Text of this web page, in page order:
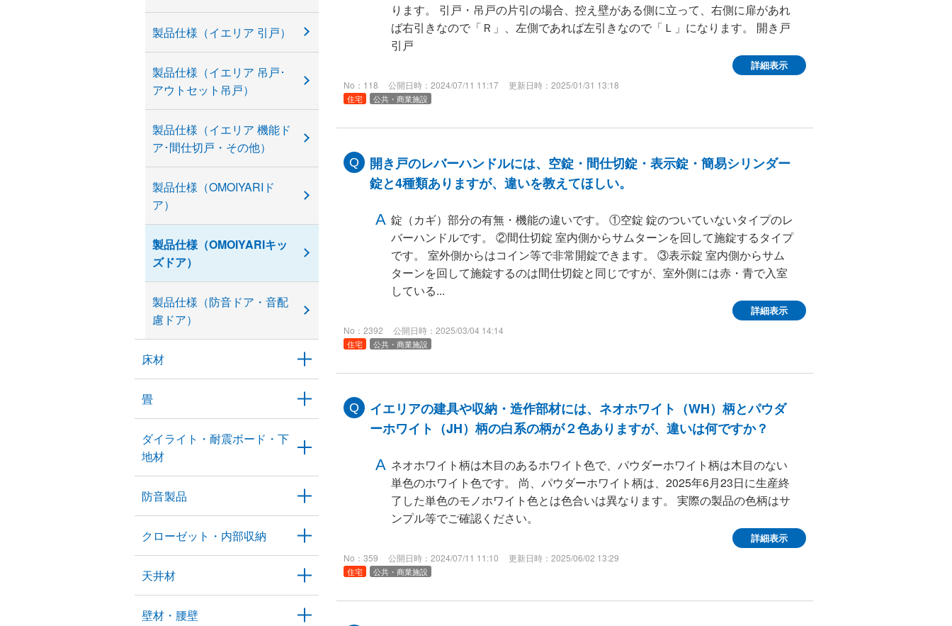
製品仕様（イエリア 引戸）
製品仕様（イエリア 吊戸･
アウトセット吊戸）
製品仕様（イエリア 機能ド
ア･間仕切戸・その他）
製品仕様（OMOIYARIド
ア）
製品仕様（OMOIYARIキッ
ズドア）
製品仕様（防音ドア・音配
慮ドア）
床材
畳
ダイライト・耐震ボード・下
地材
防音製品
クローゼット・内部収納
天井材
壁材・腰壁
ります。 引戸・吊戸の片引の場合、控え壁がある側に立って、右側に扉があれ
ば右引きなので「Ｒ」、左側であれば左引きなので「Ｌ」になります。 開き戸
引戸
詳細表示
No：118 公開日時：2024/07/11 11:17 更新日時：2025/01/31 13:18
住宅 公共・商業施設
開き戸のレバーハンドルには、空錠・間仕切錠・表示錠・簡易シリンダー
錠と4種類ありますが、違いを教えてほしい。
錠（カギ）部分の有無・機能の違いです。 ①空錠 錠のついていないタイプのレ
バーハンドルです。 ②間仕切錠 室内側からサムターンを回して施錠するタイプ
です。 室外側からはコイン等で非常開錠できます。 ③表示錠 室内側からサム
ターンを回して施錠するのは間仕切錠と同じですが、室外側には赤・青で入室
している...
詳細表示
No：2392 公開日時：2025/03/04 14:14
住宅 公共・商業施設
イエリアの建具や収納・造作部材には、ネオホワイト（WH）柄とパウダ
ーホワイト（JH）柄の白系の柄が２色ありますが、違いは何ですか？
ネオホワイト柄は木目のあるホワイト色で、パウダーホワイト柄は木目のない
単色のホワイト色です。 尚、パウダーホワイト柄は、2025年6月23日に生産終
了した単色のモノホワイト色とは色合いは異なります。 実際の製品の色柄はサ
ンプル等でご確認ください。
詳細表示
No：359 公開日時：2024/07/11 11:10 更新日時：2025/06/02 13:29
住宅 公共・商業施設